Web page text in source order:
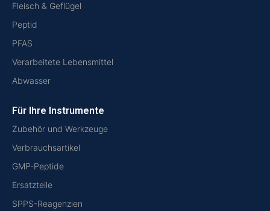
Fleisch & Geflügel
Peptid
PFAS
Verarbeitete Lebensmittel
Abwasser
Für Ihre Instrumente
Zubehör und Werkzeuge
Verbrauchsartikel
GMP-Peptide
Ersatzteile
SPPS-Reagenzien